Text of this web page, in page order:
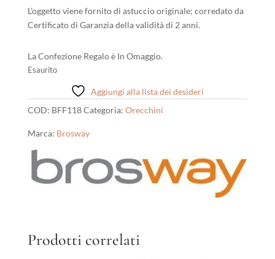
L’oggetto viene fornito di astuccio originale; corredato da
Certificato di Garanzia della validità di 2 anni.
La Confezione Regalo è In Omaggio.
Esaurito
Aggiungi alla lista dei desideri
COD: BFF118Categoria: Orecchini
Marca: Brosway
Prodotti correlati